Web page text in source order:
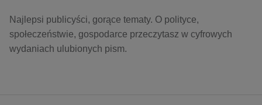
Najlepsi publicyści, gorące tematy. O polityce,
społeczeństwie, gospodarce przeczytasz w cyfrowych
wydaniach ulubionych pism.